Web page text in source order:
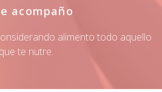
acompaño
alimento todo aquello
que te nutre.